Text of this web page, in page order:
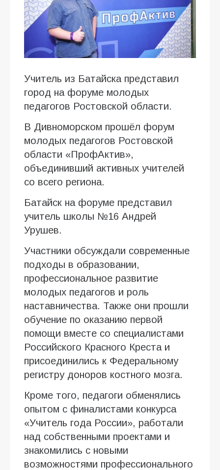
Учитель из Батайска представил
город на форуме молодых
педагогов Ростовской области.
В Дивноморском прошёл форум
молодых педагогов Ростовской
области «ПрофАктив»,
объединивший активных учителей
со всего региона.
Батайск на форуме представил
учитель школы №16 Андрей
Урушев.
Участники обсуждали современные
подходы в образовании,
профессиональное развитие
молодых педагогов и роль
наставничества. Также они прошли
обучение по оказанию первой
помощи вместе со специалистами
Российского Красного Креста и
присоединились к Федеральному
регистру доноров костного мозга.
Кроме того, педагоги обменялись
опытом с финалистами конкурса
«Учитель года России», работали
над собственными проектами и
знакомились с новыми
возможностями профессионального